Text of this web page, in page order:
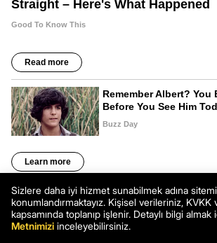
Sizlere daha iyi hizmet sunabilmek adına
konumlandırmaktayız. Kişisel verileriniz, KVKK
kapsamında toplanıp işlenir. Detaylı bilgi almak
Metnimizi inceleyebilirsiniz.